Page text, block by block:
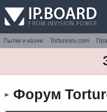
Пытки и казни Torturesru.com
Форум